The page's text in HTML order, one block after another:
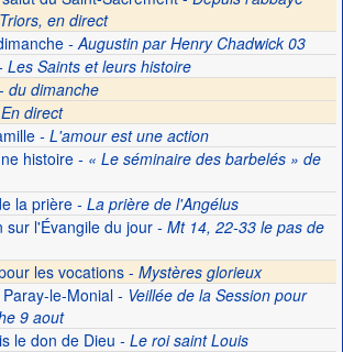
en direct
- Augustin par Henry Chadwick 03
Saints et leurs histoire
du dimanche
En direct
- L'amour est une action
histoire- « Le séminaire des barbelés » de
la prière- La prière de l'Angélus
l'Évangile du jour- Mt 14, 22-33 le pas de
les vocations - Mystères glorieux
le-Monial- Veillée de la Session pour
9 aout
le don de Dieu - Le roi saint Louis